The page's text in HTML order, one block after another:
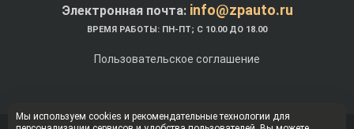
Электронная почта: info@zpauto.ru
ВРЕМЯ РАБОТЫ: ПН-ПТ; С 10.00 ДО 18.00
Пользовательское соглашение
Мы используем cookies и рекомендательные технологии для